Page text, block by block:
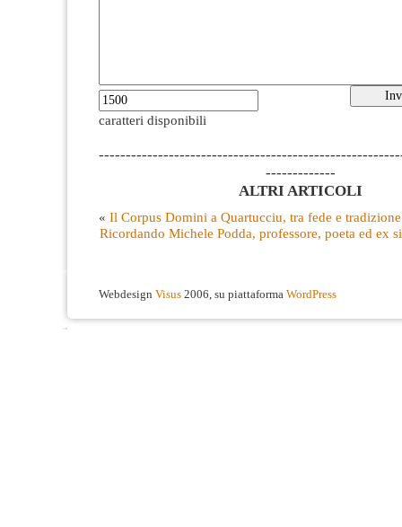
caratteri disponibili
-------------
ALTRI ARTICOLI
« Il Corpus Domini a Quartucciu, tra fede e tradizione
Ricordando Michele Podda, professore, poeta ed ex
Webdesign Visus 2006, su piattaforma WordPress